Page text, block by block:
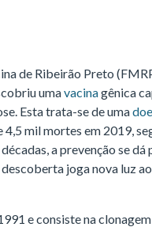
de Ribeirão Preto
umavacinagênica
Esta trata-se de uma
mil mortes em 2019,
a prevenção se
joga nova luz
e consiste na